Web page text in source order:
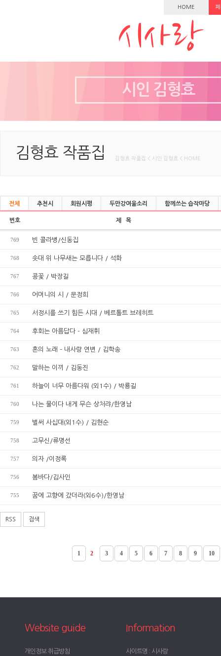
HOME
시인 김형효
김형효 작품집 김형효 작품집 < 시인 김형효 < HOME
전체 추천시 회원시평 두만강여울소리 함께쓰는 습작마당
번호 제 목
769 빈 콜라병/신동집
768 솟대 위 나무새는 모릅니다 / 석화
767 콩꽃 / 박장길
766 어머니의 시 / 문정희
765 서정시를 쓰기 힘든 시대 / 베르톨트 브레히트
764 후회는 아름답다 - 심재휘
763 혼의 노래 – 내사랑 연변 / 김학송
762 말하는 이끼 / 김동진
761 하늘이 너무 아름다워 (외1수) / 박룡길
760 나는 물이다 내게 무슨 상처랴/한영남
759 벌써 사십대(외1수) / 김현순
758 고무신/류명선
757 의자 /이정록
756 봄바다/김사인
755 꿈에 고향에 갔더라(외6수)/한영남
RSS 검색
1 2 3 4 5 6 7 8 9 10
Website guide
개인정보 취급방침
Information
사이트명 : 시사랑